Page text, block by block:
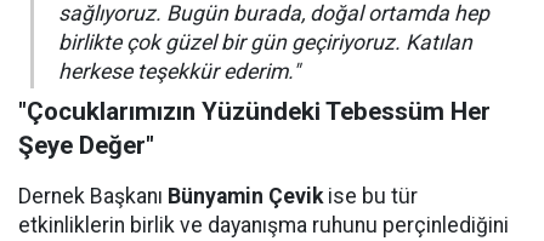
sağlıyoruz. Bugün burada, doğal ortamda hep
birlikte çok güzel bir gün geçiriyoruz. Katılan
herkese teşekkür ederim."
"Çocuklarımızın Yüzündeki Tebessüm Her
Şeye Değer"
Dernek Başkanı Bünyamin Çevikise bu tür
etkinliklerin birlik ve dayanışma ruhunu perçinlediğini